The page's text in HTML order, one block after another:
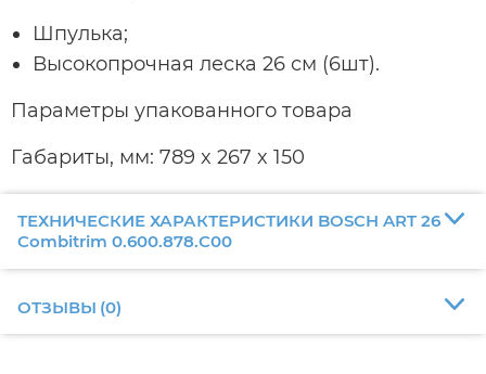
Шпулька;
Высокопрочная леска 26 см (6шт).
Параметры упакованного товара
Габариты, мм: 789 x 267 x 150
ТЕХНИЧЕСКИЕ ХАРАКТЕРИСТИКИ BOSCH ART 26
Combitrim 0.600.878.C00
ОТЗЫВЫ (0)